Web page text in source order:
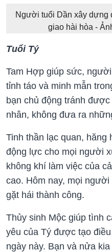
Người tuổi Dần xây dựng
giao hài hòa -
Tuổi Tý
Tam Hợp giúp sức,
tỉnh táo và minh mẫn
bạn chủ động tránh
nhân, không đưa ra
Tinh thần lạc quan, hăng
động lực cho mọi người
không khí làm việc của
cao. Hôm nay, mọi
gặt hái thành công.
Thủy sinh Mộc giúp tình
yêu của Tý được tạo
ngày này. Bạn và nửa